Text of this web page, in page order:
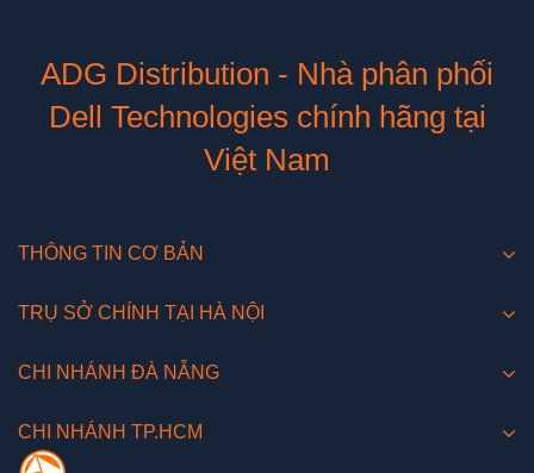
ADG Distribution - Nhà phân phối
Dell Technologies chính hãng tại
Việt Nam
THÔNG TIN CƠ BẢN
TRỤ SỞ CHÍNH TẠI HÀ NỘI
CHI NHÁNH ĐÀ NẴNG
CHI NHÁNH TP.HCM